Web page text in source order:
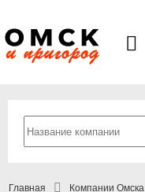
Главная Компании Омска